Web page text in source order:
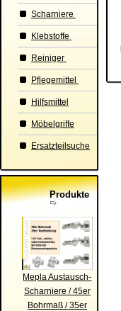
Scharniere
Klebstoffe
Reiniger
Pflegemittel
Hilfsmittel
Möbelgriffe
Ersatzteilsuche
Produkte
Mepla Austausch-
Scharniere / 45er
Bohrmaß / 35er